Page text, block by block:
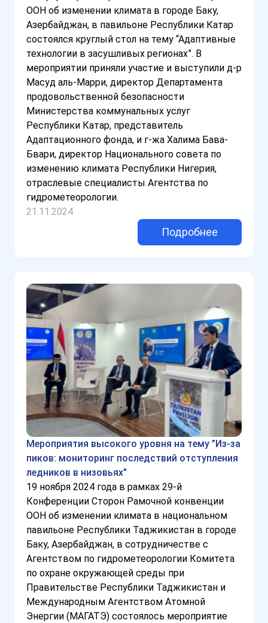
ООН об изменении климата в городе Баку,
Азербайджан, в павильоне Республики Катар
состоялся круглый стол на тему “Адаптивные
технологии в засушливых регионах”. В
мероприятии приняли участие и выступили д-р
Масуд аль-Марри, директор Департамента
продовольственной безопасности
Министерства коммунальных услуг
Республики Катар, представитель
Адаптационного фонда, и г-жа Халима Бава-
Бвари, директор Национального совета по
изменению климата Республики Нигерия,
отраслевые специалисты Агентства по
гидрометеорологии.
21.11.2024
Подробнее
Мероприятия высокого уровня на тему ”Из-за
пиков: мониторинг последствий отступления
ледников в низовьях"
19 ноября 2024 года в рамках 29-й
Конференции Сторон Рамочной конвенции
ООН об изменении климата в национальном
павильоне Республики Таджикистан в городе
Баку, Азербайджан, в сотрудничестве с
Агентством по гидрометеорологии Комитета
по охране окружающей среды при
Правительстве Республики Таджикистан и
Международным Агентством Атомной
Энергии (МАГАТЭ) состоялось мероприятие